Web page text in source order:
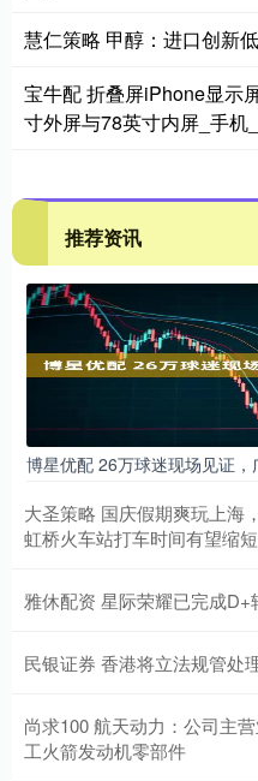
慧仁策略 甲醇：进口创新
宝牛配 折叠屏iPhone显示
寸外屏与78英寸内屏_手机
推荐资讯
博星优配 26万球迷现场见证，
大圣策略 国庆假期爽玩上海
虹桥火车站打车时间有望缩短
雅休配资 星际荣耀已完成
民银证券 香港将立法规管处
尚求100 航天动力：公司主
工火箭发动机零部件